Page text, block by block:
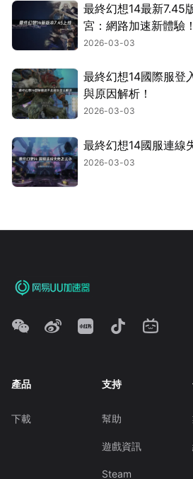
最終幻想14最新7.45
宮：網路加速新體驗！
2026-03-03
最終幻想14國際服登
與原因解析！
2026-03-03
最終幻想14國服連線
2026-03-03
產品
下載
支持
幫助
遊戲資訊
Steam